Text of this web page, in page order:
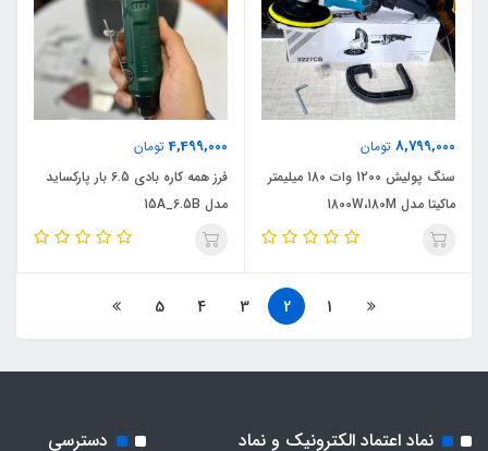
8,799,000 تومان
سنگ پولیش 1200 وات 180 میلیمتر
ماکیتا مدل 1800W،180M
4,499,000تومان
فرز همه کاره بادی 6.5 بار پارکساید
مدل 15A_6.5B
1
2
3
4
5
نماد اعتماد الکترونیک و نماد
دسترسی